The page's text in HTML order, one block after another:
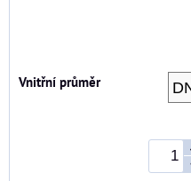
Vnitřní průměr